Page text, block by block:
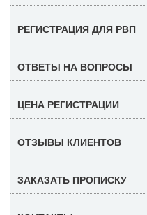
РЕГИСТРАЦИЯ ДЛЯ РВП
ОТВЕТЫ НА ВОПРОСЫ
ЦЕНА РЕГИСТРАЦИИ
ОТЗЫВЫ КЛИЕНТОВ
ЗАКАЗАТЬ ПРОПИСКУ